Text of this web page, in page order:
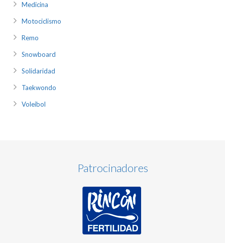
Medicina
Motociclismo
Remo
Snowboard
Solidaridad
Taekwondo
Voleibol
Patrocinadores